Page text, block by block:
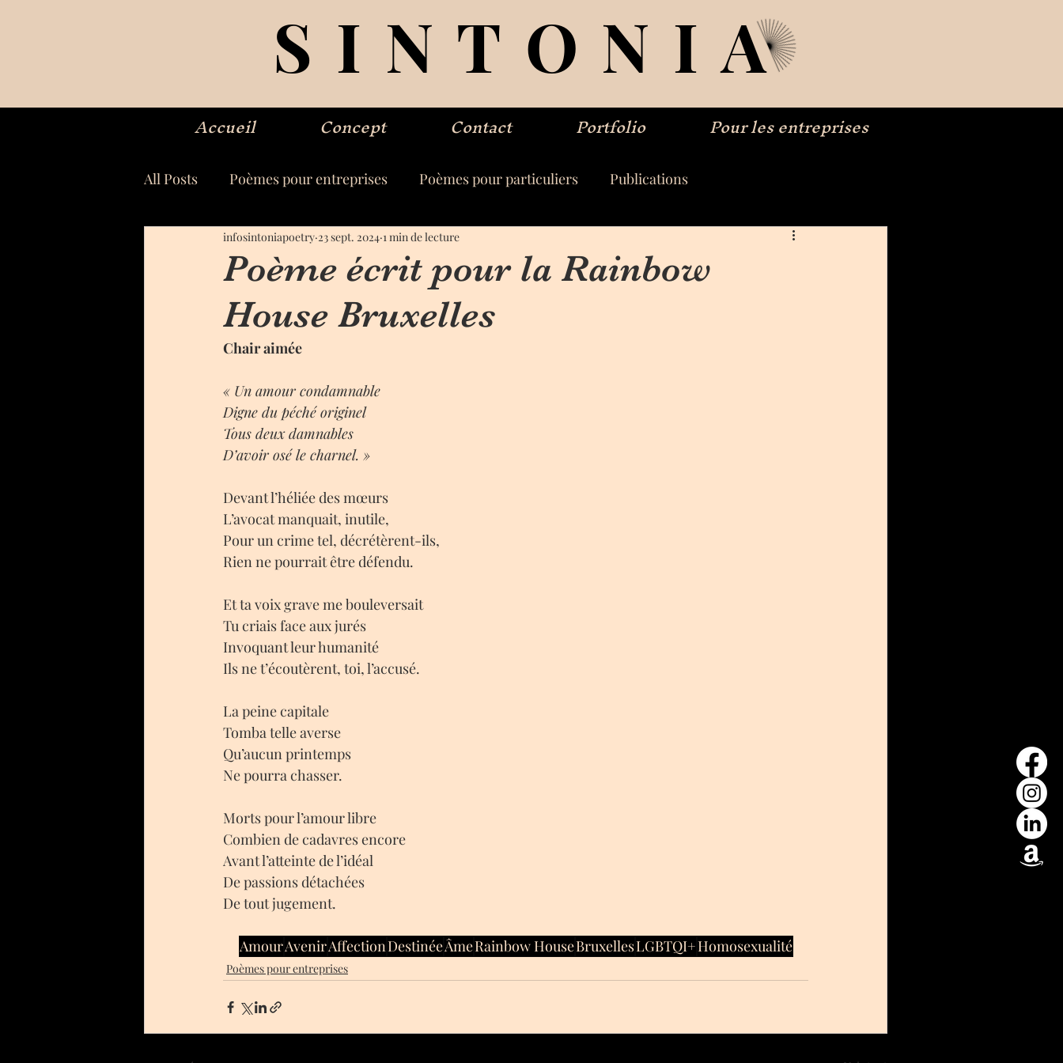
SINTONIA
Accueil Concept Contact Portfolio Pour les entreprises
All Posts Poèmes pour entreprises Poèmes pour particuliers Publications
Poème écrit pour la Rainbow
House Bruxelles
infosintoniapoetry 23 sept. 2024 1 min de lecture
Chair aimée
« Un amour condamnable
Digne du péché originel
Tous deux damnables
D’avoir osé le charnel. »
Devant l’héliée des mœurs
L’avocat manquait, inutile,
Pour un crime tel, décrétèrent-ils,
Rien ne pourrait être défendu.
Et ta voix grave me bouleversait
Tu criais face aux jurés
Invoquant leur humanité
Ils ne t’écoutèrent, toi, l’accusé.
La peine capitale
Tomba telle averse
Qu’aucun printemps
Ne pourra chasser.
Morts pour l’amour libre
Combien de cadavres encore
Avant l’atteinte de l’idéal
De passions détachées
De tout jugement.
AmourAvenirAffectionDestinéeÂmeRainbow HouseBruxellesLGBTQI+Homosexualité
Poèmes pour entreprises